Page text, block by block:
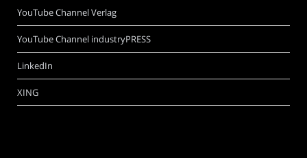
YouTube Channel Verlag
YouTube Channel industryPRESS
LinkedIn
XING